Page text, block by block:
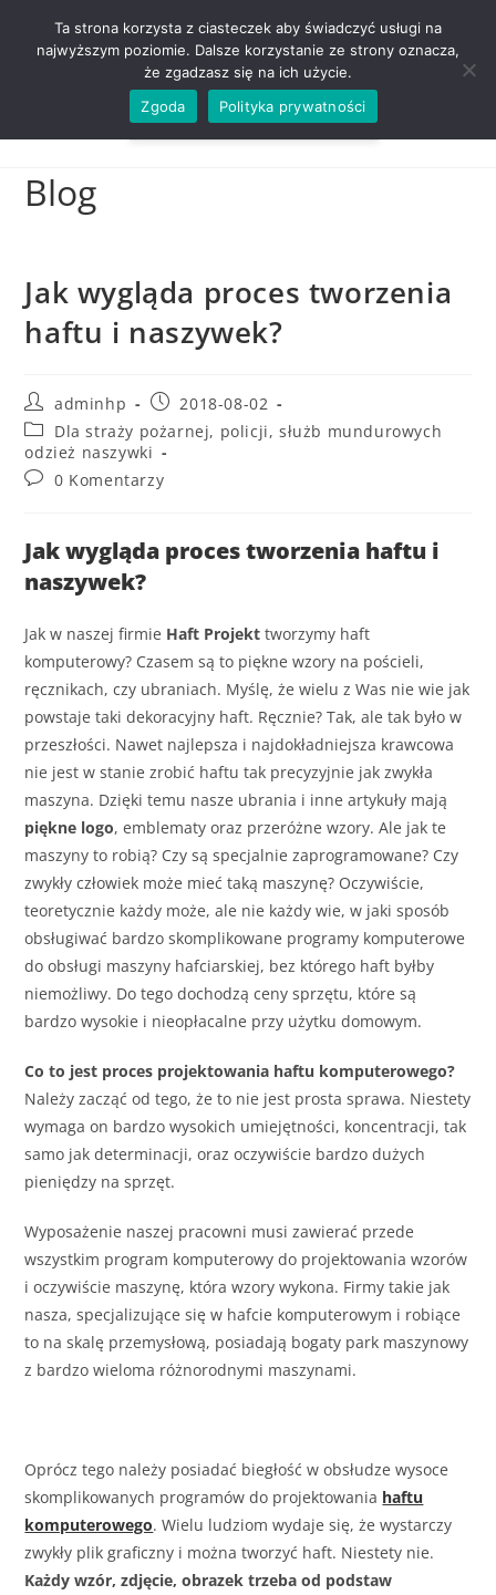
ZADZWOŃ TEL. 600 352 938
Blog
Jak wygląda proces tworzenia
haftu i naszywek?
adminhp
2018-08-02
Dla straży pożarnej, policji, służb mundurowych
odzież naszywki
0 Komentarzy
Jak wygląda proces tworzenia haftu i
naszywek?
Jak w naszej firmie Haft Projekt tworzymy haft
komputerowy? Czasem są to piękne wzory na pościeli,
ręcznikach, czy ubraniach. Myślę, że wielu z Was nie wie jak
powstaje taki dekoracyjny haft. Ręcznie? Tak, ale tak było w
przeszłości. Nawet najlepsza i najdokładniejsza krawcowa
nie jest w stanie zrobić haftu tak precyzyjnie jak zwykła
maszyna. Dzięki temu nasze ubrania i inne artykuły mają
piękne logo, emblematy oraz przeróżne wzory. Ale jak te
maszyny to robią? Czy są specjalnie zaprogramowane? Czy
zwykły człowiek może mieć taką maszynę? Oczywiście,
teoretycznie każdy może, ale nie każdy wie, w jaki sposób
obsługiwać bardzo skomplikowane programy komputerowe
do obsługi maszyny hafciarskiej, bez którego haft byłby
niemożliwy. Do tego dochodzą ceny sprzętu, które są
bardzo wysokie i nieopłacalne przy użytku domowym.
Co to jest proces projektowania haftu komputerowego?
Należy zacząć od tego, że to nie jest prosta sprawa. Niestety
wymaga on bardzo wysokich umiejętności, koncentracji, tak
samo jak determinacji, oraz oczywiście bardzo dużych
pieniędzy na sprzęt.
Wyposażenie naszej pracowni musi zawierać przede
wszystkim program komputerowy do projektowania wzorów
i oczywiście maszynę, która wzory wykona. Firmy takie jak
nasza, specjalizujące się w hafcie komputerowym i robiące
to na skalę przemysłową, posiadają bogaty park maszynowy
z bardzo wieloma różnorodnymi maszynami.
Oprócz tego należy posiadać biegłość w obsłudze wysoce
skomplikowanych programów do projektowania haftu
komputerowego. Wielu ludziom wydaje się, że wystarczy
zwykły plik graficzny i można tworzyć haft. Niestety nie.
Każdy wzór, zdjęcie, obrazek trzeba od podstaw
Ta strona korzysta z ciasteczek aby świadczyć usługi na
najwyższym poziomie. Dalsze korzystanie ze strony oznacza,
że zgadzasz się na ich użycie.
Zgoda
Polityka prywatności